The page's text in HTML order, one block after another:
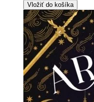
Vložiť do košíka